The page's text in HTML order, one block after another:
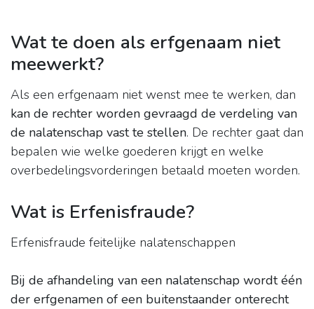
Wat te doen als erfgenaam niet
meewerkt?
Als een erfgenaam niet wenst mee te werken, dan
kan de rechter worden gevraagd de verdeling van
de nalatenschap vast te stellen. De rechter gaat dan
bepalen wie welke goederen krijgt en welke
overbedelingsvorderingen betaald moeten worden.
Wat is Erfenisfraude?
Erfenisfraude feitelijke nalatenschappen
Bij de afhandeling van een nalatenschap wordt één
der erfgenamen of een buitenstaander onterecht